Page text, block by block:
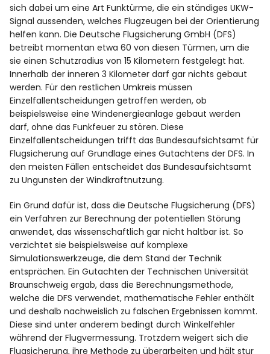
sich dabei um eine Art Funktürme, die ein ständiges UKW-
Signal aussenden, welches Flugzeugen bei der Orientierung
helfen kann. Die Deutsche Flugsicherung GmbH (DFS)
betreibt momentan etwa 60 von diesen Türmen, um die
sie einen Schutzradius von 15 Kilometern festgelegt hat.
Innerhalb der inneren 3 Kilometer darf gar nichts gebaut
werden. Für den restlichen Umkreis müssen
Einzelfallentscheidungen getroffen werden, ob
beispielsweise eine Windenergieanlage gebaut werden
darf, ohne das Funkfeuer zu stören. Diese
Einzelfallentscheidungen trifft das Bundesaufsichtsamt für
Flugsicherung auf Grundlage eines Gutachtens der DFS. In
den meisten Fällen entscheidet das Bundesaufsichtsamt
zu Ungunsten der Windkraftnutzung.
Ein Grund dafür ist, dass die Deutsche Flugsicherung (DFS)
ein Verfahren zur Berechnung der potentiellen Störung
anwendet, das wissenschaftlich gar nicht haltbar ist. So
verzichtet sie beispielsweise auf komplexe
Simulationswerkzeuge, die dem Stand der Technik
entsprächen. Ein Gutachten der Technischen Universität
Braunschweig ergab, dass die Berechnungsmethode,
welche die DFS verwendet, mathematische Fehler enthält
und deshalb nachweislich zu falschen Ergebnissen kommt.
Diese sind unter anderem bedingt durch Winkelfehler
während der Flugvermessung. Trotzdem weigert sich die
Flugsicherung, ihre Methode zu überarbeiten und hält stur